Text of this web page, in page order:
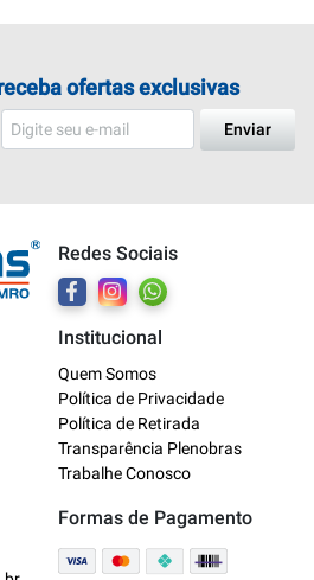
ofertas exclusivas
Enviar
Redes Sociais
Institucional
Quem Somos
Política de Privacidade
Política de Retirada
Transparência Plenobras
Trabalhe Conosco
Formas de Pagamento
materiais